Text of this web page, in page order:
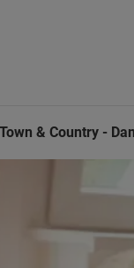
Town & Country -